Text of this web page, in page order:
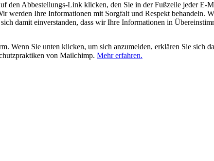
den Abbestellungs-Link klicken, den Sie in der Fußzeile jeder E-
werden Ihre Informationen mit Sorgfalt und Respekt behandeln.
damit einverstanden, dass wir Ihre Informationen in
Wenn Sie unten klicken, um sich anzumelden, erklären Sie sich
von Mailchimp. Mehr erfahren.